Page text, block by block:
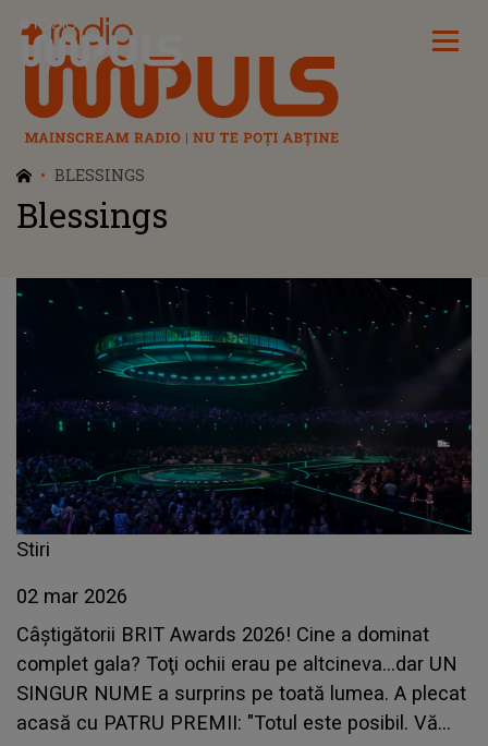
Radio Impuls
BLESSINGS
Blessings
Stiri
02 mar 2026
Câștigătorii BRIT Awards 2026! Cine a dominat
complet gala? Toţi ochii erau pe altcineva...dar UN
SINGUR NUME a surprins pe toată lumea. A plecat
acasă cu PATRU PREMII: "Totul este posibil. Vă